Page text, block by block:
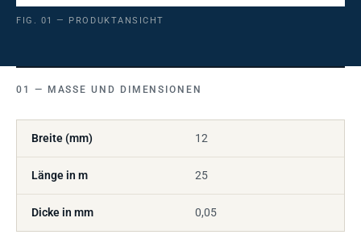
FIG. 01 — PRODUKTANSICHT
MASSE UND DIMENSIONEN
Breite (mm) 12
Länge in m 25
Dicke in mm 0,05